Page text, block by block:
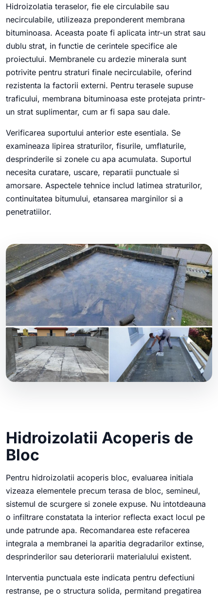
Hidroizolatia teraselor, fie ele circulabile sau
necirculabile, utilizeaza preponderent membrana
bituminoasa. Aceasta poate fi aplicata intr-un strat sau
dublu strat, in functie de cerintele specifice ale
proiectului. Membranele cu ardezie minerala sunt
potrivite pentru straturi finale necirculabile, oferind
rezistenta la factorii externi. Pentru terasele supuse
traficului, membrana bituminoasa este protejata printr-
un strat suplimentar, cum ar fi sapa sau dale.
Verificarea suportului anterior este esentiala. Se
examineaza lipirea straturilor, fisurile, umflaturile,
desprinderile si zonele cu apa acumulata. Suportul
necesita curatare, uscare, reparatii punctuale si
amorsare. Aspectele tehnice includ latimea straturilor,
continuitatea bitumului, etansarea marginilor si a
penetratiilor.
Hidroizolatii Acoperis de
Bloc
Pentru hidroizolatii acoperis bloc, evaluarea initiala
vizeaza elementele precum terasa de bloc, semineul,
sistemul de scurgere si zonele expuse. Nu intotdeauna
o infiltrare constatata la interior reflecta exact locul pe
unde patrunde apa. Recomandarea este refacerea
integrala a membranei la aparitia degradarilor extinse,
desprinderilor sau deteriorarii materialului existent.
Interventia punctuala este indicata pentru defectiuni
restranse, pe o structura solida, permitand pregatirea